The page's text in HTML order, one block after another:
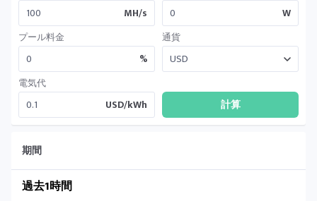
MH/s W
プール料金
%
通貨
電気代
USD/kWh
期間
過去1時間